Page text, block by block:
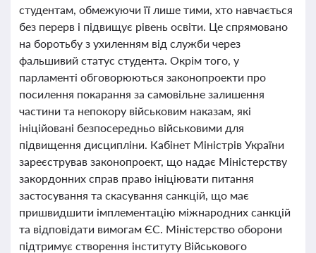
студентам, обмежуючи її лише тими, хто навчається
без перерв і підвищує рівень освіти. Це спрямовано
на боротьбу з ухиленням від служби через
фальшивий статус студента. Окрім того, у
парламенті обговорюються законопроекти про
посилення покарання за самовільне залишення
частини та непокору військовим наказам, які
ініційовані безпосередньо військовими для
підвищення дисципліни. Кабінет Міністрів України
зареєстрував законопроект, що надає Міністерству
закордонних справ право ініціювати питання
застосування та скасування санкцій, що має
пришвидшити імплементацію міжнародних санкцій
та відповідати вимогам ЄС. Міністерство оборони
підтримує створення інституту Військового